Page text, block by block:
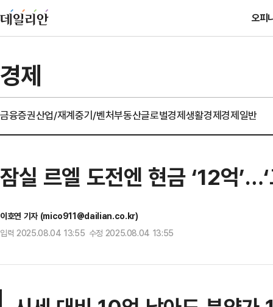
오피
경제
금융증권산업/재계중기/벤처부동산글로벌경제생활경제경제일반
잠실 르엘 도전엔 현금 ‘12억
이호연 기자 (mico911@dailian.co.kr)
입력 2025.08.04 13:55 수정 2025.08.04 13:55